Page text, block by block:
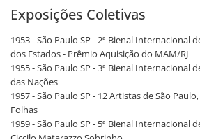
Exposições Coletivas
1953 - São Paulo SP - 2ª Bienal Internacional
dos Estados - Prêmio Aquisição do MAM/RJ
1955 - São Paulo SP - 3ª Bienal Internacional
das Nações
1957 - São Paulo SP - 12 Artistas de São
Folhas
1959 - São Paulo SP - 5ª Bienal Internacional